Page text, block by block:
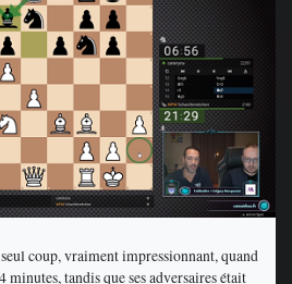
coup, vraiment impressionnant, quand
tandis que ses adversaires était